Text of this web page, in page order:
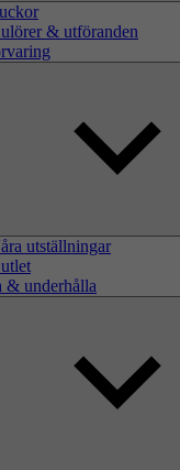
& utföranden
utställningar
& underhålla